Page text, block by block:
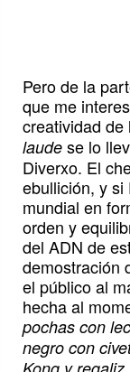
Pero de la
que me
creatividad de
laude se lo
Diverxo. El
ebullición, y si
mundial en
orden y
del ADN de
demostración
el público al
hecha al
pochas con
negro con